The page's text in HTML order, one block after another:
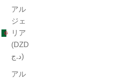
アル
ジェ
リア
(DZD
د.ج)
アル